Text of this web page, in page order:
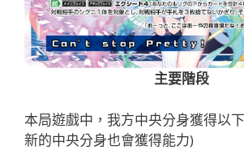
主要階段
本局遊戲中，我方中央分身獲得以
新的中央分身也會獲得能力)